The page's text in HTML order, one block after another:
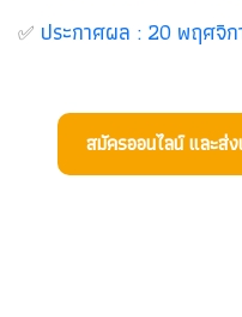
✅ ประกาศผล : 20 พฤศจิ
สมัครออนไลน์ และส่